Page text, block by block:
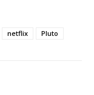
netflix Pluto